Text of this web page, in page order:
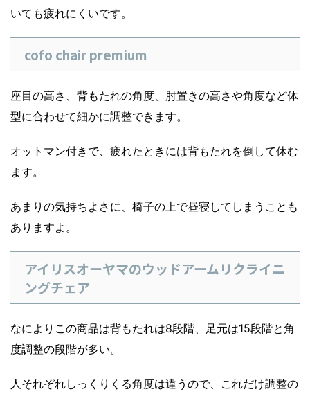
いても疲れにくいです。
cofo chair premium
座目の高さ、背もたれの角度、肘置きの高さや角度など体
型に合わせて細かに調整できます。
オットマン付きで、疲れたときには背もたれを倒して休む
ます。
あまりの気持ちよさに、椅子の上で昼寝してしまうことも
ありますよ。
アイリスオーヤマのウッドアームリクライニ
ングチェア
なによりこの商品は背もたれは8段階、足元は15段階と角
度調整の段階が多い。
人それぞれしっくりくる角度は違うので、これだけ調整の